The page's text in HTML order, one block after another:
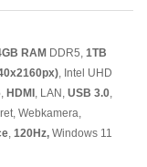
RAM DDR5, 1TB
, Intel UHD
, HDMI , LAN, USB 3.0,
Webkamera,
, 120Hz, Windows 11